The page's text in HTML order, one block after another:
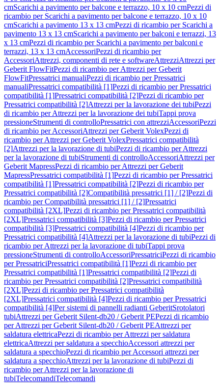
cmScarichi a pavimento per balcone e terrazzo, 10 x 10 cmPezzi di
ricambio per Scarichi a pavimento per balcone e terrazzo, 10 x 10
cmScarichi a pavimento 13 x 13 cmPezzi di ricambio per Scarichi a
pavimento 13 x 13 cmScarichi a pavimento per balconi e terrazzi, 13
x 13 cmPezzi di ricambio per Scarichi a pavimento per balconi e
terrazzi, 13 x 13 cmAccessoriPezzi di ricambio per
AccessoriAttrezzi, componenti di rete e softwareAttrezziAttrezzi per
Geberit FlowFitPezzi di ricambio per Attrezzi per Geberit
FlowFitPressatrici manualiPezzi di ricambio per Pressatrici
manualiPressatrici compatibilità [1]Pezzi di ricambio per Pressatrici
compatibilità [1]Pressatrici compatibilità [2]Pezzi di ricambio per
Pressatrici compatibilità [2]Attrezzi per la lavorazione dei tubiPezzi
di ricambio per Attrezzi per la lavorazione dei tubiTappi prova
pressioneStrumenti di controlloPressatrici con attrezziAccessoriPezzi
di ricambio per AccessoriAttrezzi per Geberit VolexPezzi di
ricambio per Attrezzi per Geberit VolexPressatrici compatibilità
[2]Attrezzi per la lavorazione di tubiPezzi di ricambio per Attrezzi
per la lavorazione di tubiStrumenti di controlloAccessoriAttrezzi per
Geberit MapressPezzi di ricambio per Attrezzi per Geberit
MapressPressatrici compatibilità [1]Pezzi di ricambio per Pressatrici
compatibilità [1]Pressatrici compatibilità [2]Pezzi di ricambio per
Pressatrici compatibilità [2]Compatibilità pressatrici [1] / [2]Pezzi di
ricambio per Compatibilità pressatrici [1] / [2]Pressatrici
compatibilità [2XL]Pezzi di ricambio per Pressatrici compatibilità
[2XL]Pressatrici compatibilità [3]Pezzi di ricambio per Pressatrici
compatibilità [3]Pressatrici compatibilità [4]Pezzi di ricambio per
Pressatrici compatibilità [4]Attrezzi per la lavorazione di tubiPezzi di
ricambio per Attrezzi per la lavorazione di tubiTappi prova
pressioneStrumenti di controlloAccessoriPressatriciPezzi di ricambio
per PressatriciPressatrici compatibilità [1]Pezzi di ricambio per
Pressatrici compatibilità [1]Pressatrici compatibilità [2]Pezzi di
ricambio per Pressatrici compatibilità [2]Pressatrici compatibilità
[2XL]Pezzi di ricambio per Pressatrici compatibilità
[2XL]Pressatrici compatibilità [4]Pezzi di ricambio per Pressatrici
compatibilità [4]Per sistemi di pannelli radianti GeberitSrotolatori
tubiAttrezzi per Geberit Silent-db20 / Geberit PEPezzi di ricambio
per Attrezzi per Geberit Silent-db20 / Geberit PEAttrezzi per
saldatura elettricaPezzi di ricambio per Attrezzi per saldatura
elettricaAttrezzi per saldatura a specchioAccessori attrezzi per
saldatura a specchioPezzi di ricambio per Accessori attrezzi per
saldatura a specchioAttrezzi per la lavorazione di tubiPezzi di
ricambio per Attrezzi per la lavorazione di
tubiTelecomandiTelecomandi